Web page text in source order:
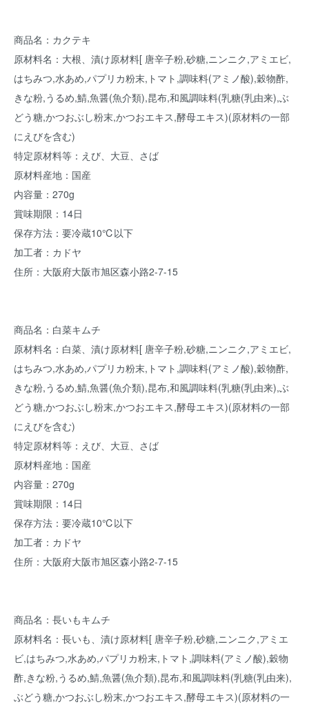
商品名：カクテキ
原材料名：大根、漬け原材料[ 唐辛子粉,砂糖,ニンニク,アミエビ,
はちみつ,水あめ,パプリカ粉末,トマト,調味料(アミノ酸),穀物酢,
きな粉,うるめ,鯖,魚醤(魚介類),昆布,和風調味料(乳糖(乳由来),ぶ
どう糖,かつおぶし粉末,かつおエキス,酵母エキス)(原材料の一部
にえびを含む)
特定原材料等：えび、大豆、さば
原材料産地：国産
内容量：270g
賞味期限：14日
保存方法：要冷蔵10℃以下
加工者：カドヤ
住所：大阪府大阪市旭区森小路2-7-15
商品名：白菜キムチ
原材料名：白菜、漬け原材料[ 唐辛子粉,砂糖,ニンニク,アミエビ,
はちみつ,水あめ,パプリカ粉末,トマト,調味料(アミノ酸),穀物酢,
きな粉,うるめ,鯖,魚醤(魚介類),昆布,和風調味料(乳糖(乳由来),ぶ
どう糖,かつおぶし粉末,かつおエキス,酵母エキス)(原材料の一部
にえびを含む)
特定原材料等：えび、大豆、さば
原材料産地：国産
内容量：270g
賞味期限：14日
保存方法：要冷蔵10℃以下
加工者：カドヤ
住所：大阪府大阪市旭区森小路2-7-15
商品名：長いもキムチ
原材料名：長いも、漬け原材料[ 唐辛子粉,砂糖,ニンニク,アミエ
ビ,はちみつ,水あめ,パプリカ粉末,トマト,調味料(アミノ酸),穀物
酢,きな粉,うるめ,鯖,魚醤(魚介類),昆布,和風調味料(乳糖(乳由来),
ぶどう糖,かつおぶし粉末,かつおエキス,酵母エキス)(原材料の一